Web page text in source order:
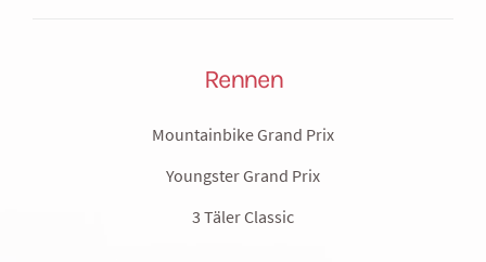
Rennen
Mountainbike Grand Prix
Youngster Grand Prix
3 Täler Classic